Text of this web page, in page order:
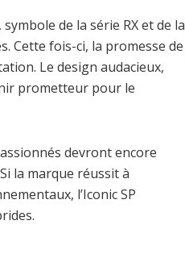
de la série RX et de la
Cette fois-ci, la promesse de
Le design audacieux,
prometteur pour le
devront encore
la marque réussit à
l’Iconic SP